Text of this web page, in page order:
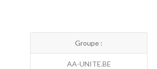
Groupe :
AA-UNITE.BE